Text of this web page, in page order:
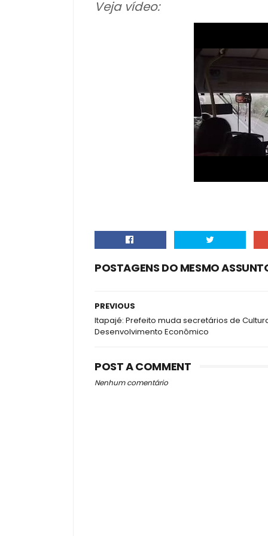
Veja vídeo:
POSTAGENS DO MESMO
PREVIOUS
Itapajé: Prefeito muda secretários de
Desenvolvimento Econômico
POST A COMMENT
Nenhum comentário